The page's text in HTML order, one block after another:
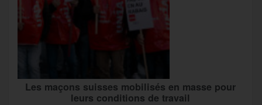
Les maçons suisses mobilisés en masse pour
leurs conditions de travail